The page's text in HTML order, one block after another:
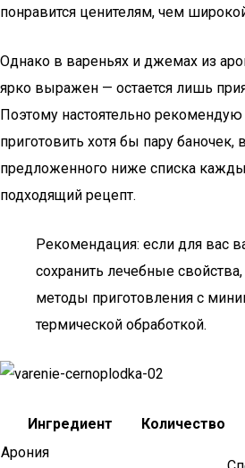
понравится ценителям, чем
Однако в вареньях и джемах из
ярко выражен — остается лишь
Поэтому настоятельно рекомендую
приготовить хотя бы пару баночек,
предложенного ниже списка
подходящий рецепт.
Рекомендация: если для вас
сохранить лечебные
методы приготовления с
термической обработкой.
Ингредиент Количество
Арония